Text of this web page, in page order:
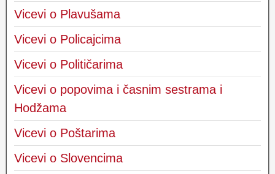
Vicevi o Plavušama
Vicevi o Policajcima
Vicevi o Političarima
Vicevi o popovima i časnim sestrama i
Hodžama
Vicevi o Poštarima
Vicevi o Slovencima